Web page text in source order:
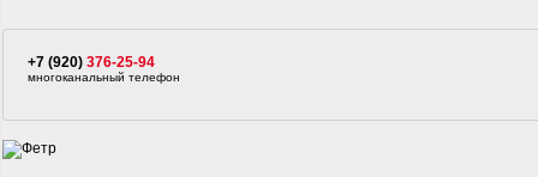
+7 (920) 376-25-94
многоканальный телефон